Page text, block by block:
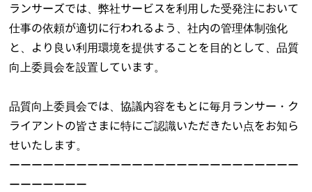
ランサーズでは、弊社サービスを利用した受発注において
仕事の依頼が適切に行われるよう、社内の管理体制強化
と、より良い利用環境を提供することを目的として、品質
向上委員会を設置しています。
品質向上委員会では、協議内容をもとに毎月ランサー・ク
ライアントの皆さまに特にご認識いただきたい点をお知ら
せいたします。
ーーーーーーーーーーーーーーーーーーーーーーーーーー
ーーーーーーー